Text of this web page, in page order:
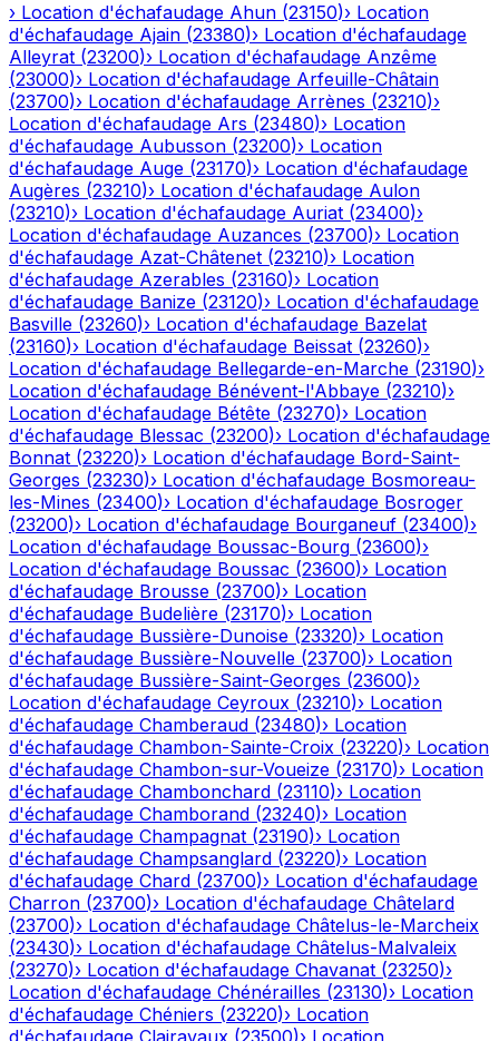
› Location d'échafaudage Ahun (23150)› Location
d'échafaudage Ajain (23380)› Location d'échafaudage
Alleyrat (23200)› Location d'échafaudage Anzême
(23000)› Location d'échafaudage Arfeuille-Châtain
(23700)› Location d'échafaudage Arrènes (23210)›
Location d'échafaudage Ars (23480)› Location
d'échafaudage Aubusson (23200)› Location
d'échafaudage Auge (23170)› Location d'échafaudage
Augères (23210)› Location d'échafaudage Aulon
(23210)› Location d'échafaudage Auriat (23400)›
Location d'échafaudage Auzances (23700)› Location
d'échafaudage Azat-Châtenet (23210)› Location
d'échafaudage Azerables (23160)› Location
d'échafaudage Banize (23120)› Location d'échafaudage
Basville (23260)› Location d'échafaudage Bazelat
(23160)› Location d'échafaudage Beissat (23260)›
Location d'échafaudage Bellegarde-en-Marche (23190)›
Location d'échafaudage Bénévent-l'Abbaye (23210)›
Location d'échafaudage Bétête (23270)› Location
d'échafaudage Blessac (23200)› Location d'échafaudage
Bonnat (23220)› Location d'échafaudage Bord-Saint-
Georges (23230)› Location d'échafaudage Bosmoreau-
les-Mines (23400)› Location d'échafaudage Bosroger
(23200)› Location d'échafaudage Bourganeuf (23400)›
Location d'échafaudage Boussac-Bourg (23600)›
Location d'échafaudage Boussac (23600)› Location
d'échafaudage Brousse (23700)› Location
d'échafaudage Budelière (23170)› Location
d'échafaudage Bussière-Dunoise (23320)› Location
d'échafaudage Bussière-Nouvelle (23700)› Location
d'échafaudage Bussière-Saint-Georges (23600)›
Location d'échafaudage Ceyroux (23210)› Location
d'échafaudage Chamberaud (23480)› Location
d'échafaudage Chambon-Sainte-Croix (23220)› Location
d'échafaudage Chambon-sur-Voueize (23170)› Location
d'échafaudage Chambonchard (23110)› Location
d'échafaudage Chamborand (23240)› Location
d'échafaudage Champagnat (23190)› Location
d'échafaudage Champsanglard (23220)› Location
d'échafaudage Chard (23700)› Location d'échafaudage
Charron (23700)› Location d'échafaudage Châtelard
(23700)› Location d'échafaudage Châtelus-le-Marcheix
(23430)› Location d'échafaudage Châtelus-Malvaleix
(23270)› Location d'échafaudage Chavanat (23250)›
Location d'échafaudage Chénérailles (23130)› Location
d'échafaudage Chéniers (23220)› Location